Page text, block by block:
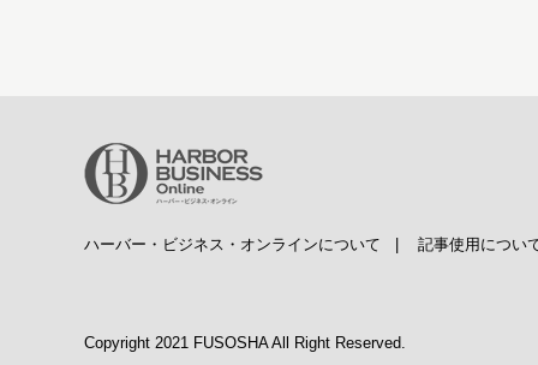
ハーバー・ビジネス・オンラインについて 記事使用につい
Copyright 2021 FUSOSHA All Right Reserved.